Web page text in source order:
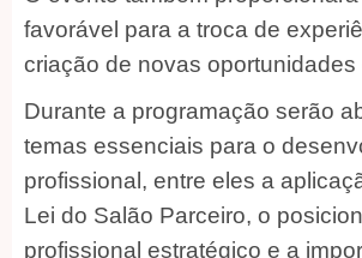
favorável para a troca de
criação de novas
Durante a programação serão
temas essenciais para o
profissional, entre eles a
Lei do Salão Parceiro, o
profissional estratégico e a